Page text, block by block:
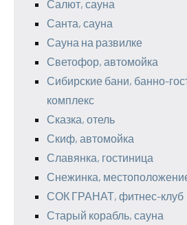
Салют, сауна
Санта, сауна
Сауна на развилке
Светофор, автомойка
Сибирские бани, банно-
комплекс
Сказка, отель
Скиф, автомойка
Славянка, гостиница
Снежинка,
СОК ГРАНАТ, фитнес-клуб
Старый корабль, сауна